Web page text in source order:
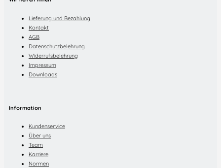
Lieferung und Bezahlung
Kontakt
AGB
Datenschutzbelehrung
Widerrufsbelehrung
Impressum
Downloads
Information
Kundenservice
Über uns
Team
Karriere
Normen